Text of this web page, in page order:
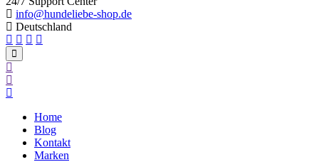
info@hundeliebe-shop.de
Deutschland
Home
Blog
Kontakt
Marken